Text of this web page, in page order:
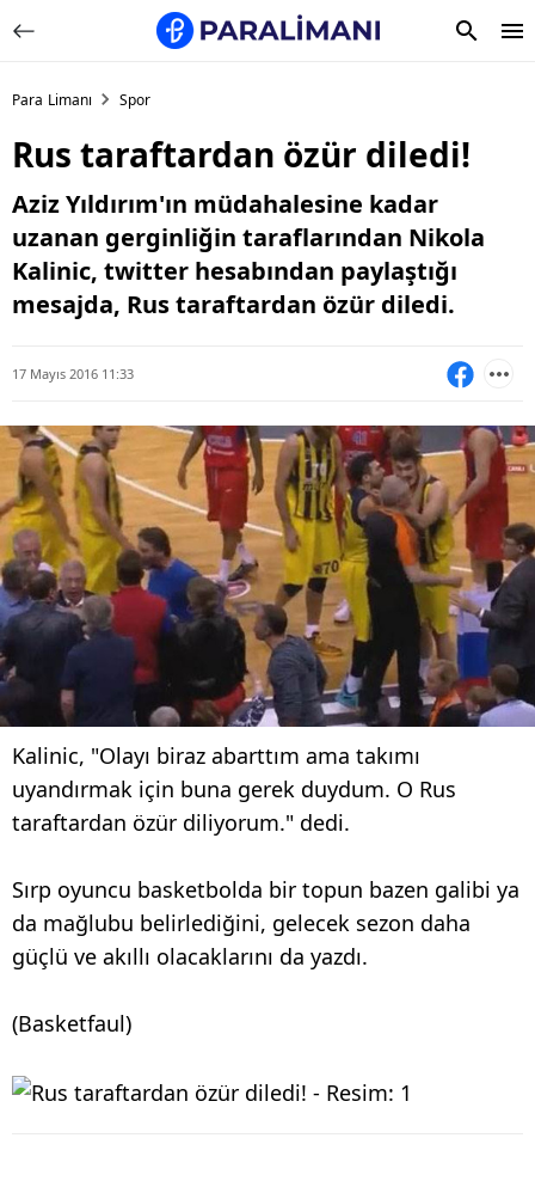
Para Limanı Spor
Rus taraftardan özür diledi!
Aziz Yıldırım'ın müdahalesine kadar
uzanan gerginliğin taraflarından Nikola
Kalinic, twitter hesabından paylaştığı
mesajda, Rus taraftardan özür diledi.
17 Mayıs 2016 11:33
Kalinic, "Olayı biraz abarttım ama takımı
uyandırmak için buna gerek duydum. O Rus
taraftardan özür diliyorum." dedi.
Sırp oyuncu basketbolda bir topun bazen galibi ya
da mağlubu belirlediğini, gelecek sezon daha
güçlü ve akıllı olacaklarını da yazdı.
(Basketfaul)